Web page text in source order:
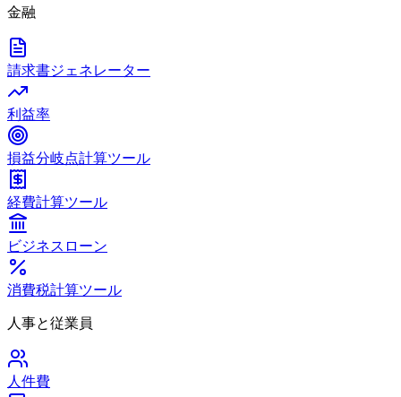
金融
請求書ジェネレーター
利益率
損益分岐点計算ツール
経費計算ツール
ビジネスローン
消費税計算ツール
人事と従業員
人件費